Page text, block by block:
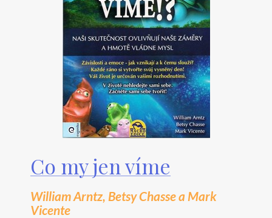
Co my jen víme
William Arntz, Betsy Chasse a Mark
Vicente